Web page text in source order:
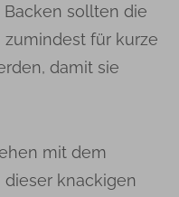
Backen sollten die
für kurze
damit sie
mit dem
knackigen